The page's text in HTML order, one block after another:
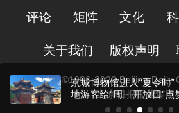
评论 矩阵 文化
关于我们 版权声明
Copyright ©1996-2026Beijing Daily
北京日报报业集团
京城博物馆进入“夏令时”
地游客给“周一开放日”点